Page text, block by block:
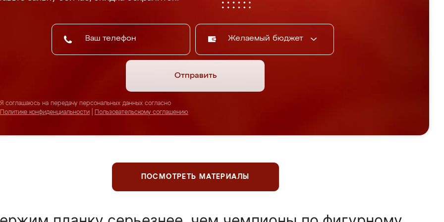
Желаемый бюджет
Отправить
Я соглашаюсь на передачу персональных данных согласно
Политике конфиденциальности
Пользовательскому соглашению
ПОСМОТРЕТЬ МАТЕРИАЛЫ